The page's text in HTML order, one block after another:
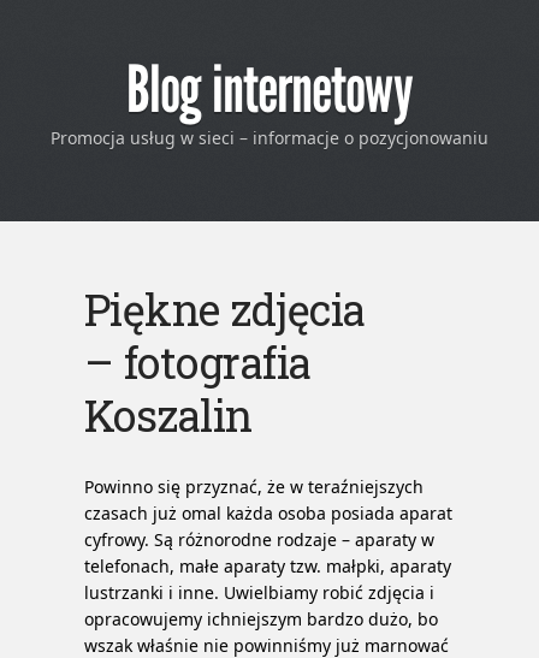
Blog internetowy
Promocja usług w sieci – informacje o pozycjonowaniu
Piękne zdjęcia
– fotografia
Koszalin
Powinno się przyznać, że w teraźniejszych
czasach już omal każda osoba posiada aparat
cyfrowy. Są różnorodne rodzaje – aparaty w
telefonach, małe aparaty tzw. małpki, aparaty
lustrzanki i inne. Uwielbiamy robić zdjęcia i
opracowujemy ichniejszym bardzo dużo, bo
wszak właśnie nie powinniśmy już marnować